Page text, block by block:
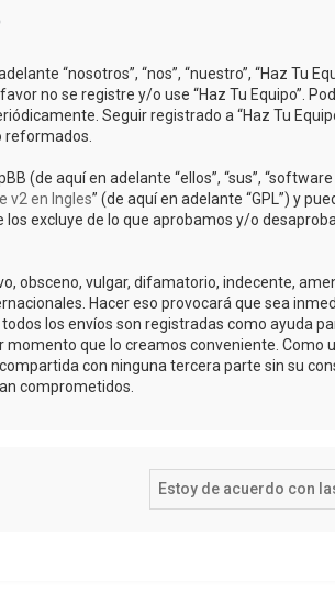
“nosotros”, “nos”, “nuestro”, “Haz
no se registre y/o use “Haz Tu Equipo”.
Seguir registrado a “Haz Tu
(de aquí en adelante “ellos”, “sus”,
v2 en Ingles” (de aquí en adelante “GPL”) y
los excluye de lo que aprobamos y/o
obsceno, vulgar, difamatorio, indecente,
Hacer eso provocará que sea
los envíos son registradas como ayuda
que lo creamos conveniente.
con ninguna tercera parte sin su
comprometidos.